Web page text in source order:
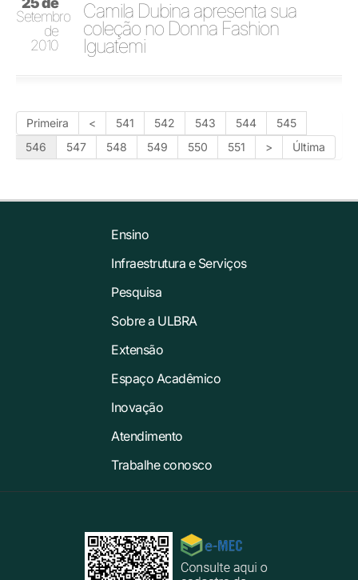
Setembro
de
2010
Camila Dubina apresenta sua
coleção no Donna Fashion
Iguatemi
Primeira < 541 542 543 544
545
546
547 548 549 550 551 > Última
Ensino
Infraestrutura e Serviços
Pesquisa
Sobre a ULBRA
Extensão
Espaço Acadêmico
Inovação
Atendimento
Trabalhe conosco